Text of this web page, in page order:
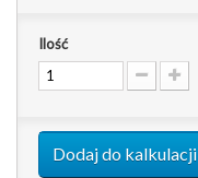
Ilość
Dodaj do kalkulacji